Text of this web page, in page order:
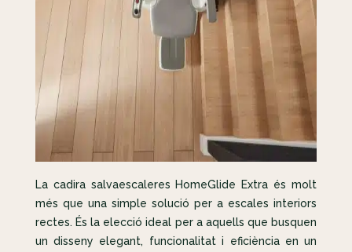
La cadira salvaescaleres HomeGlide Extra és molt
més que una simple solució per a escales interiors
rectes. És la elecció ideal per a aquells que busquen
un disseny elegant, funcionalitat i eficiència en un